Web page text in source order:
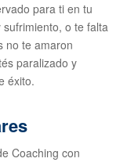
para ti en tu
o te falta
no te amaron
paralizado y
éxito.
Coaching con